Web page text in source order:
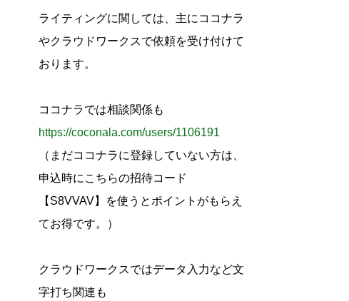
:ライティングに関しては、主にココナラ
やクラウドワークスで依頼を受け付けて
おります。
ココナラでは相談関係も
https://coconala.com/users/1106191
（まだココナラに登録していない方は、
申込時にこちらの招待コード
【S8VVAV】を使うとポイントがもらえ
てお得です。）
クラウドワークスではデータ入力など文
字打ち関連も